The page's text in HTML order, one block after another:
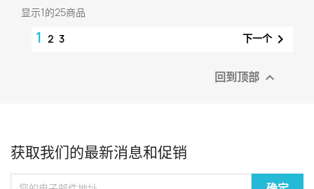
显示1的25商品
1 2 3 下一个
回到顶部 
获取我们的最新消息和促销